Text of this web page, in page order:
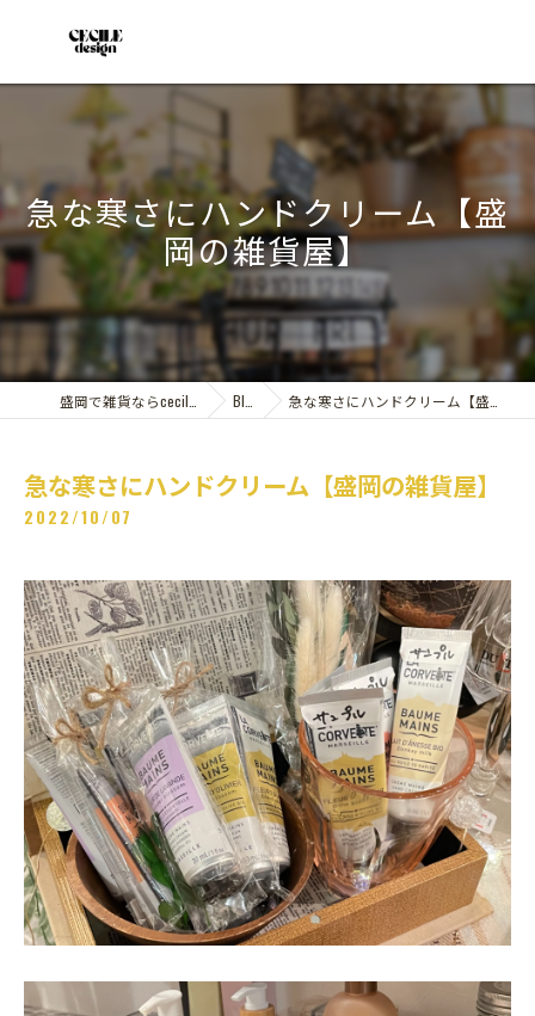
急な寒さにハンドクリーム【盛
岡の雑貨屋】
Blog 急な寒さにハンドクリーム【盛岡の雑貨屋】
急な寒さにハンドクリーム【盛岡の雑貨屋】
2022/10/07